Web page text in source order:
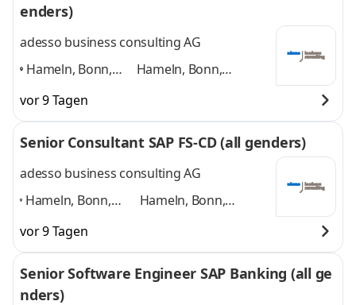
enders)
adesso business consulting AG
Hameln, Bonn,
Paderborn,
Düsseldorf,
Hameln, Bonn,
und 4 weitere
vor 9 Tagen
Senior Consultant SAP FS-CD (all genders)
adesso business consulting AG
Hameln, Bonn,
Paderborn,
Düsseldorf,
weitere Standorte
in DE,
Hameln, Bonn,
Düsseldorf, weitere
Standorte in DEund 4
vor 9 Tagen
Senior Software Engineer SAP Banking (all ge
nders)